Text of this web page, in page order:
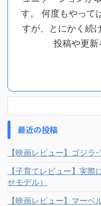
す。 何度もやって
すが、とにかく続
投稿や更新
最近の投稿
【映画レビュー】ゴジラ
【子育てレビュー】実
せモデル）
【映画レビュー】マーベ